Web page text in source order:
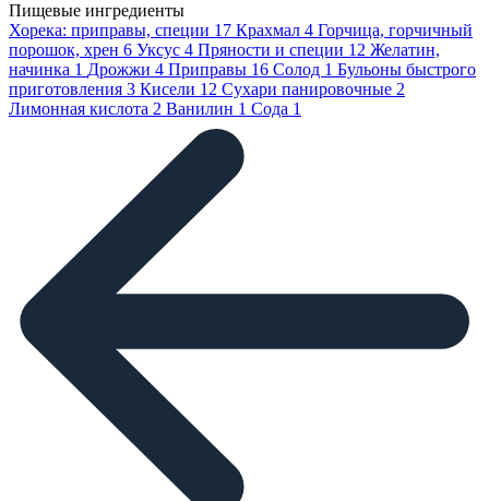
Пищевые ингредиенты
Хорека: приправы, специи 17 Крахмал 4 Горчица, горчичный
порошок, хрен 6 Уксус 4 Пряности и специи 12 Желатин,
начинка 1 Дрожжи 4 Приправы 16 Солод 1 Бульоны быстрого
приготовления 3 Кисели 12 Сухари панировочные 2
Лимонная кислота 2 Ванилин 1 Сода 1